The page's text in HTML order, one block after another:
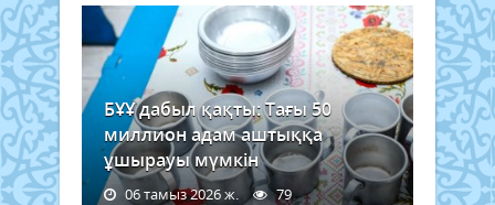
БҰҰ дабыл қақты: Тағы 50
миллион адам аштыққа
ұшырауы мүмкін
06 тамыз 2026 ж. 79